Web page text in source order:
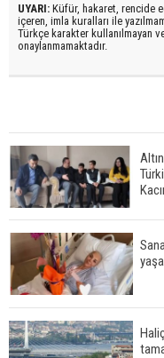
UYARI: Küfür, hakaret, rencide
içeren, imla kuralları ile
Türkçe karakter kullanılmayan
onaylanmamaktadır.